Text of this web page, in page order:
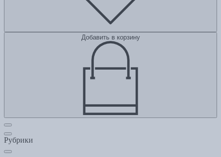
Добавить в корзину
Рубрики